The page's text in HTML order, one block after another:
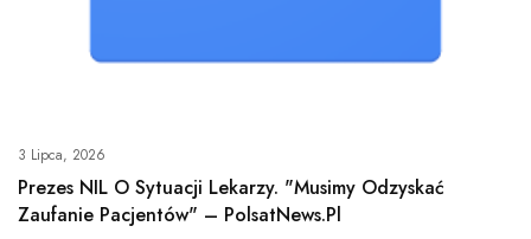
3 Lipca, 2026
Prezes NIL O Sytuacji Lekarzy. "Musimy Odzyskać
Zaufanie Pacjentów" – PolsatNews.pl